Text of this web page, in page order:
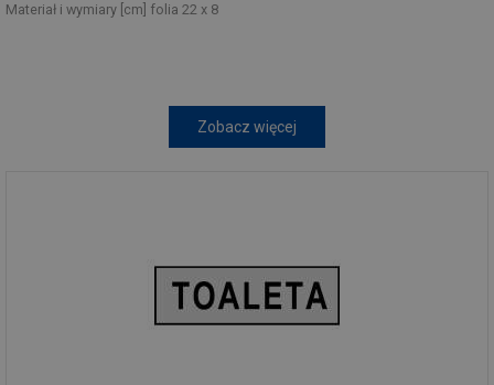
Materiał i wymiary [cm] folia 22 x 8
Zobacz więcej